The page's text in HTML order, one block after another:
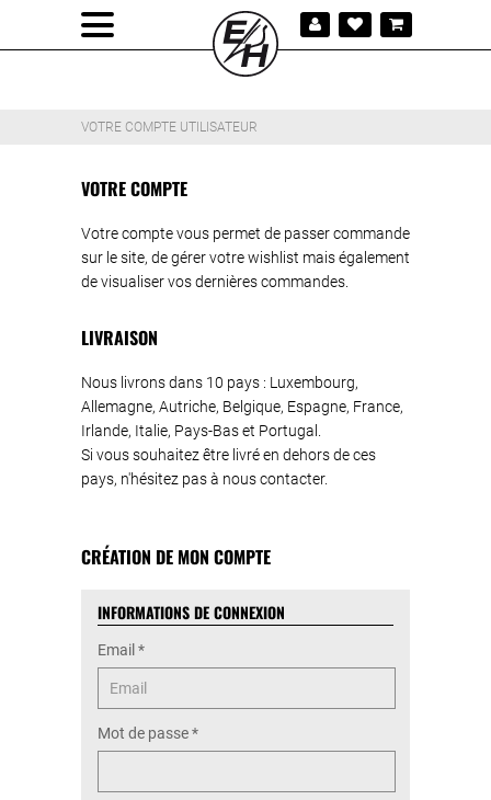
VOTRE COMPTE UTILISATEUR
VOTRE COMPTE
Votre compte vous permet de passer commande
sur le site, de gérer votre wishlist mais également
de visualiser vos dernières commandes.
LIVRAISON
Nous livrons dans 10 pays : Luxembourg,
Allemagne, Autriche, Belgique, Espagne, France,
Irlande, Italie, Pays-Bas et Portugal.
Si vous souhaitez être livré en dehors de ces
pays, n'hésitez pas à nous contacter.
CRÉATION DE MON COMPTE
INFORMATIONS DE CONNEXION
Email *
Mot de passe*